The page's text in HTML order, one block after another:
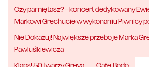
Czy pamiętasz? – koncert dedykowany
Markowi Grechucie w wykonaniu Piwnicy
Nie Dokazuj! Największe przeboje Marka
Pawluśkiewicza
Klaps! 50 twarzy Greya
Cafe Bodo